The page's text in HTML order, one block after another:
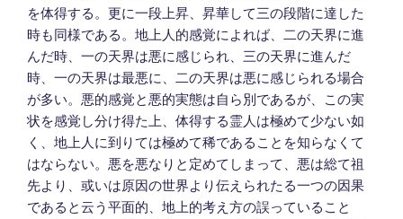
を体得する。更に一段上昇、昇華して三の段階に達した
時も同様である。地上人的感覚によれば、二の天界に進
んだ時、一の天界は悪に感じられ、三の天界に進んだ
時、一の天界は最悪に、二の天界は悪に感じられる場合
が多い。悪的感覚と悪的実態は自ら別であるが、この実
状を感覚し分け得た上、体得する霊人は極めて少ない如
く、地上人に到りては極めて稀であることを知らなくて
はならない。悪を悪なりと定めてしまって、悪は総て祖
先より、或いは原因の世界より伝えられたる一つの因果
であると云う平面的、地上的考え方の誤っていること